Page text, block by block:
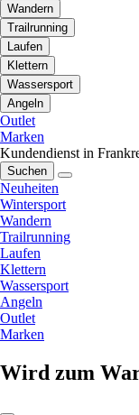
Wandern
Trailrunning
Laufen
Klettern
Wassersport
Angeln
Outlet
Marken
Kundendienst in
Suchen
Neuheiten
Wintersport
Wandern
Trailrunning
Laufen
Klettern
Wassersport
Angeln
Outlet
Marken
Wird zum